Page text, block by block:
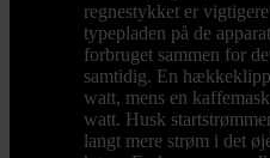
regnestykket er
typepladen på de
forbruget sammen for
samtidig. En
watt, mens en
watt. Husk
langt mere strøm i det